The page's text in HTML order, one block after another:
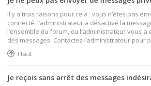
Il y a trois raisons pour cela : vous n’êtes pas
connecté, l’administrateur a désactivé la
l’ensemble du forum, ou l’administrateur vous a
des messages. Contactez l’administrateur pour
Haut
Je reçois sans arrêt des messages